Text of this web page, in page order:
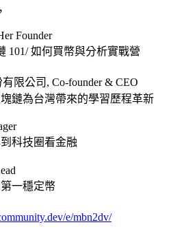
Founder
101/ 如何買幣與分析實戰營
限公司, Co-founder & CEO
鏈為台灣帶來的學習歷程革新
科技圈看金融
一穩定幣
e/mbn2dv/